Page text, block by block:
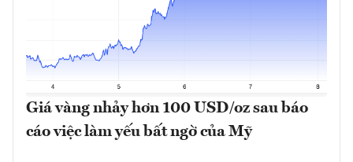
Giá vàng nhảy hơn 100 USD/oz sau báo
cáo việc làm yếu bất ngờ của Mỹ